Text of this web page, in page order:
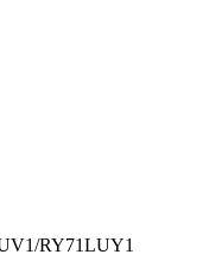
RY71LUY1